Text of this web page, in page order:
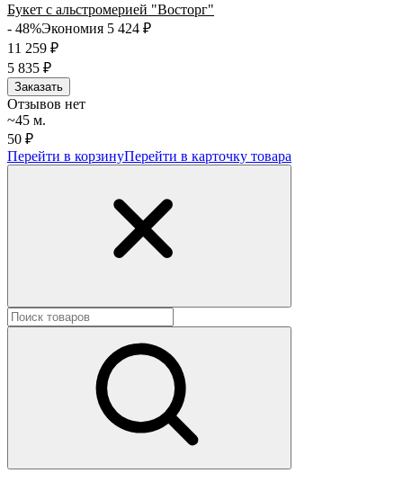
Букет с альстромерией "Восторг"
- 48%Экономия 5 424 ₽
11 259 ₽
5 835 ₽
Заказать
Отзывов нет
~45 м.
50 ₽
Перейти в корзинуПерейти в карточку товара